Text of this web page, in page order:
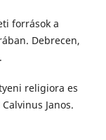
források a
Debrecen,
religiora es
Janos.